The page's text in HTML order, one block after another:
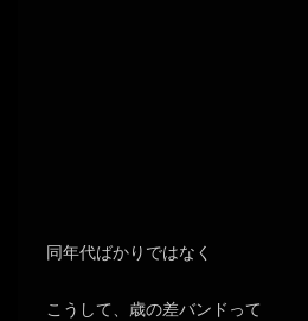
同年代ばかりではなく
こうして、歳の差バンドって